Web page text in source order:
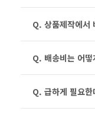
Q. 상품제작에서
Q. 배송비는 어떻
Q. 급하게 필요